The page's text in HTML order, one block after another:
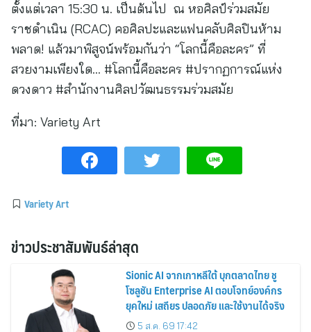
ตั้งแต่เวลา 15:30 น. เป็นต้นไป ณ หอศิลป์ร่วมสมัย
ราชดำเนิน (RCAC) คอศิลปะและแฟนคลับศิลปินห้าม
พลาด! แล้วมาพิสูจน์พร้อมกันว่า “โลกนี้คือละคร” ที่
สวยงามเพียงใด… #โลกนี้คือละคร #ปรากฏการณ์แห่ง
ดวงดาว #สำนักงานศิลปวัฒนธรรมร่วมสมัย
ที่มา: Variety Art
Variety Art
ข่าวประชาสัมพันธ์ล่าสุด
Sionic AI จากเกาหลีใต้ บุกตลาดไทย ชู
โซลูชัน Enterprise AI ตอบโจทย์องค์กร
ยุคใหม่ เสถียร ปลอดภัย และใช้งานได้จริง
5 ส.ค. 69 17:42